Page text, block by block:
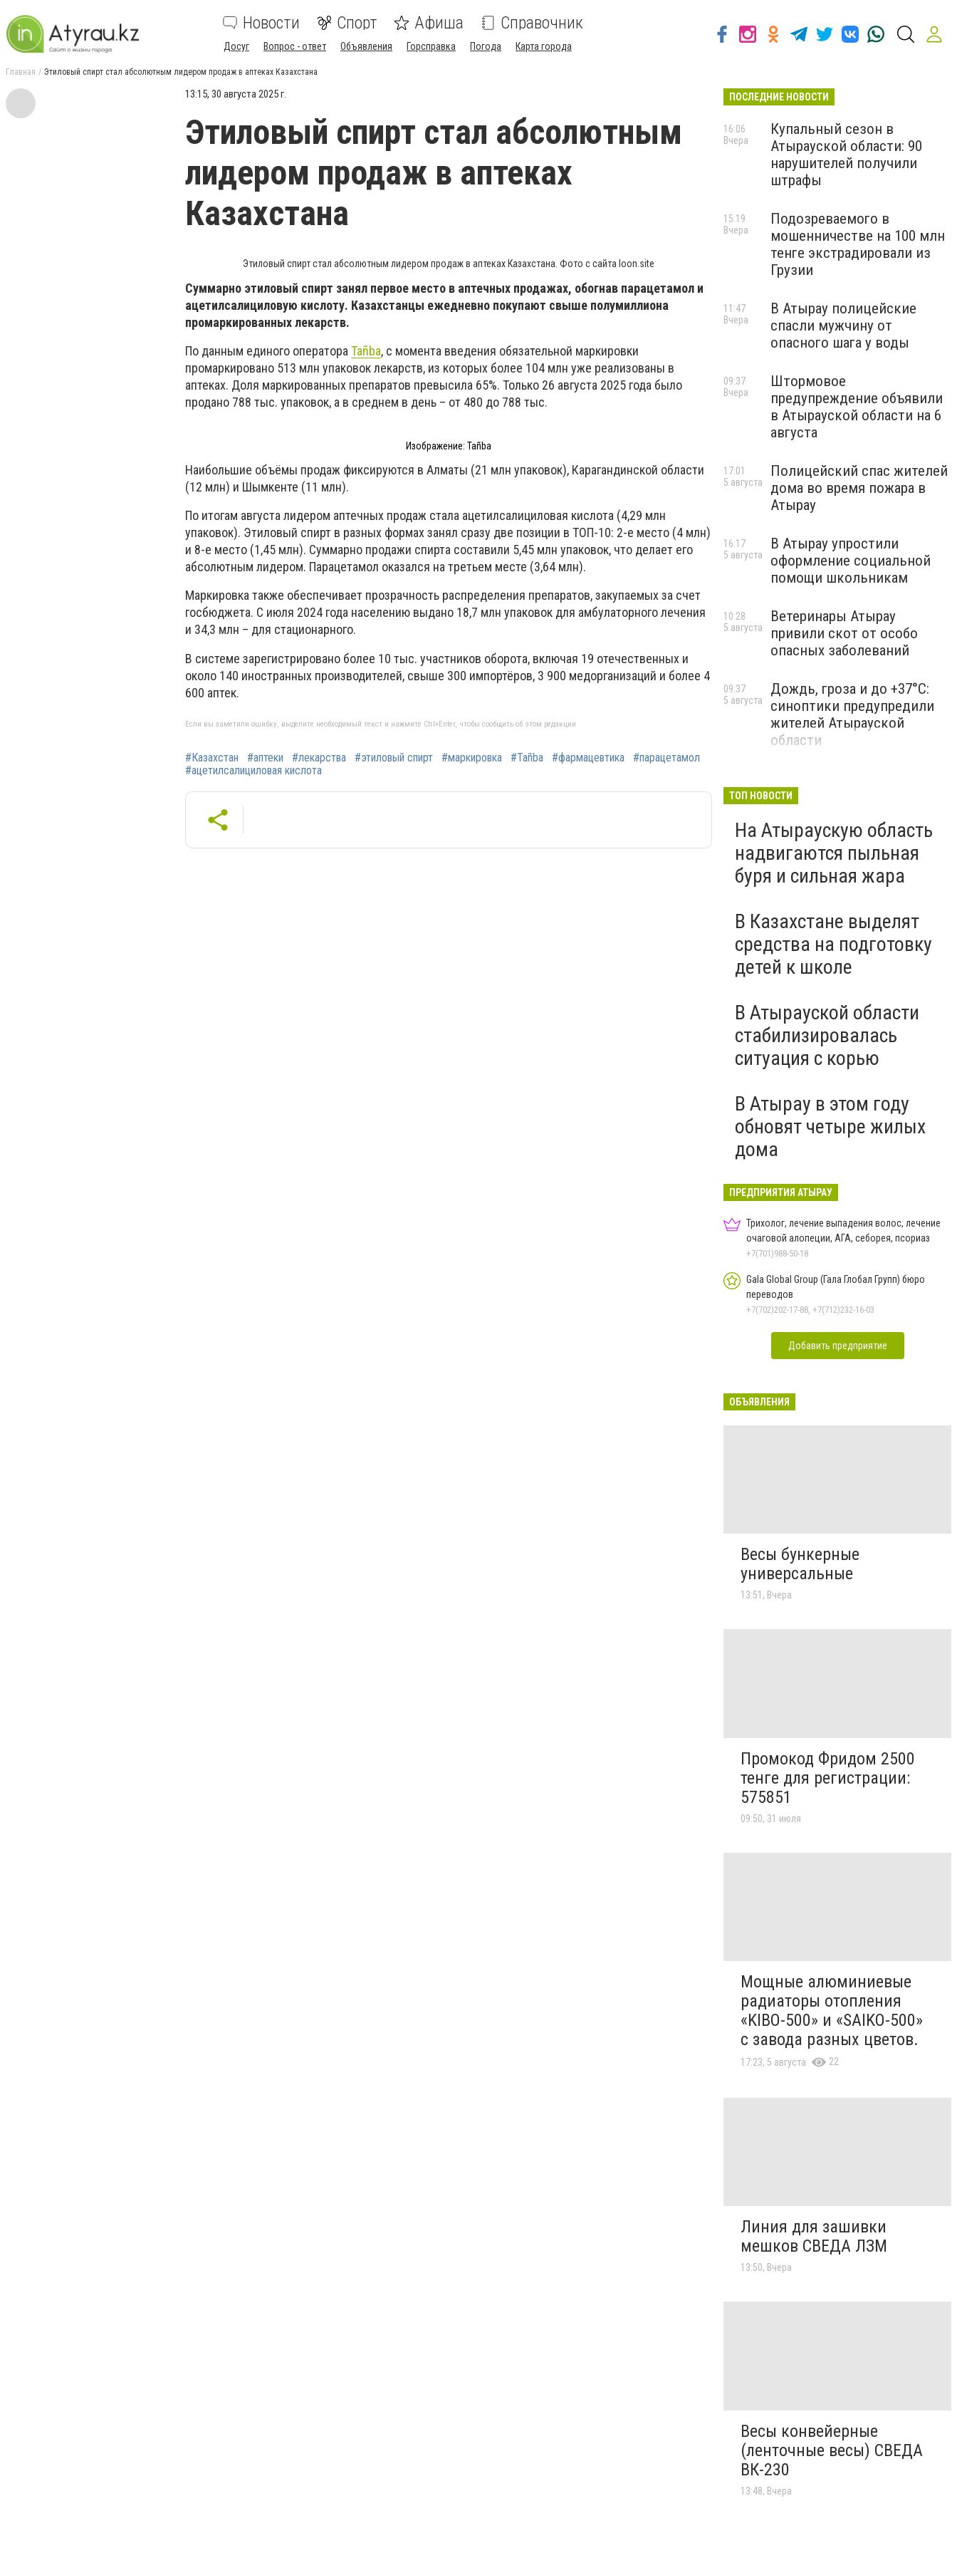
Новости Спорт Афиша Справочник
Досуг Вопрос - ответ Объявления Горсправка Погода Карта города
Главная Этиловый спирт стал абсолютным лидером продаж в аптеках Казахстана
13:15, 30 августа 2025 г.
Этиловый спирт стал абсолютным
лидером продаж в аптеках
Казахстана
Этиловый спирт стал абсолютным лидером продаж в аптеках Казахстана. Фото с сайта loon.site
Суммарно этиловый спирт занял первое место в аптечных продажах, обогнав парацетамол и
ацетилсалициловую кислоту. Казахстанцы ежедневно покупают свыше полумиллиона
промаркированных лекарств.
По данным единого оператора Tañba, с момента введения обязательной маркировки
промаркировано 513 млн упаковок лекарств, из которых более 104 млн уже реализованы в
аптеках. Доля маркированных препаратов превысила 65%. Только 26 августа 2025 года было
продано 788 тыс. упаковок, а в среднем в день – от 480 до 788 тыс.
Изображение: Tañba
Наибольшие объёмы продаж фиксируются в Алматы (21 млн упаковок), Карагандинской области
(12 млн) и Шымкенте (11 млн).
По итогам августа лидером аптечных продаж стала ацетилсалициловая кислота (4,29 млн
упаковок). Этиловый спирт в разных формах занял сразу две позиции в ТОП-10: 2-е место (4 млн)
и 8-е место (1,45 млн). Суммарно продажи спирта составили 5,45 млн упаковок, что делает его
абсолютным лидером. Парацетамол оказался на третьем месте (3,64 млн).
Маркировка также обеспечивает прозрачность распределения препаратов, закупаемых за счет
госбюджета. С июля 2024 года населению выдано 18,7 млн упаковок для амбулаторного лечения
и 34,3 млн – для стационарного.
В системе зарегистрировано более 10 тыс. участников оборота, включая 19 отечественных и
около 140 иностранных производителей, свыше 300 импортёров, 3 900 медорганизаций и более 4
600 аптек.
Если вы заметили ошибку, выделите необходимый текст и нажмите Ctrl+Enter, чтобы сообщить об этом редакции
#Казахстан #аптеки #лекарства #этиловый спирт #маркировка #Tañba #фармацевтика
#парацетамол
#ацетилсалициловая кислота
ПОСЛЕДНИЕ НОВОСТИ
Купальный сезон в
Атырауской области: 90
нарушителей получили
штрафы
16:06
Вчера
Подозреваемого в
мошенничестве на 100 млн
тенге экстрадировали из
Грузии
15:19
Вчера
В Атырау полицейские
спасли мужчину от
опасного шага у воды
11:47
Вчера
Штормовое
предупреждение объявили
в Атырауской области на 6
августа
09:37
Вчера
Полицейский спас жителей
дома во время пожара в
Атырау
17:01
5 августа
В Атырау упростили
оформление социальной
помощи школьникам
16:17
5 августа
Ветеринары Атырау
привили скот от особо
опасных заболеваний
10:28
5 августа
Дождь, гроза и до +37°C:
синоптики предупредили
жителей Атырауской
области
09:37
5 августа
ТОП НОВОСТИ
На Атыраускую область
надвигаются пыльная
буря и сильная жара
В Казахстане выделят
средства на подготовку
детей к школе
В Атырауской области
стабилизировалась
ситуация с корью
В Атырау в этом году
обновят четыре жилых
дома
ПРЕДПРИЯТИЯ АТЫРАУ
Трихолог, лечение выпадения волос, лечение
очаговой алопеции, АГА, себорея, псориаз
+7(701)988-50-18
Gala Global Group (Гала Глобал Групп) бюро
переводов
+7(702)202-17-88, +7(712)232-16-03
Добавить предприятие
ОБЪЯВЛЕНИЯ
Весы бункерные
универсальные
13:51, Вчера
Промокод Фридом 2500
тенге для регистрации:
575851
09:50, 31 июля
Мощные алюминиевые
радиаторы отопления
«KIBO-500» и «SAIKO-500»
с завода разных цветов.
17:23, 5 августа 22
Линия для зашивки
мешков СВЕДА ЛЗМ
13:50, Вчера
Весы конвейерные
(ленточные весы) СВЕДА
ВК-230
13:48, Вчера